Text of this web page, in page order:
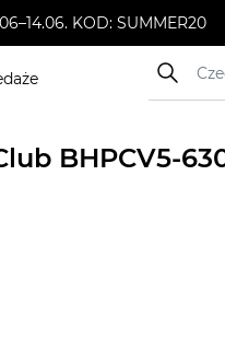
KOD: SUMMER20
BHPCV5-